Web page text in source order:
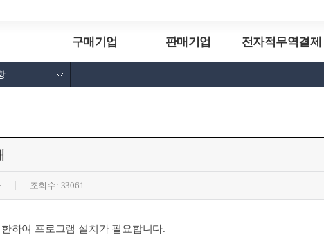
구매기업
매매계약서 작성/조회
판매기업 전자적무역결제
조회수: 33061
하여 프로그램 설치가 필요합니다.